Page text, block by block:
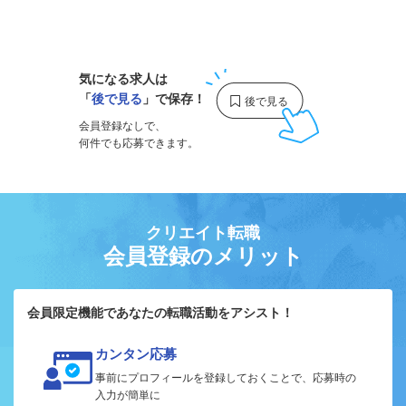
気になる求人は
「後で見る 」で保存！
会員登録なしで、
何件でも応募できます。
クリエイト転職
会員登録のメリット
会員限定機能であなたの転職活動をアシスト！
カンタン応募
事前にプロフィールを登録しておくことで、応募時の
入力が簡単に